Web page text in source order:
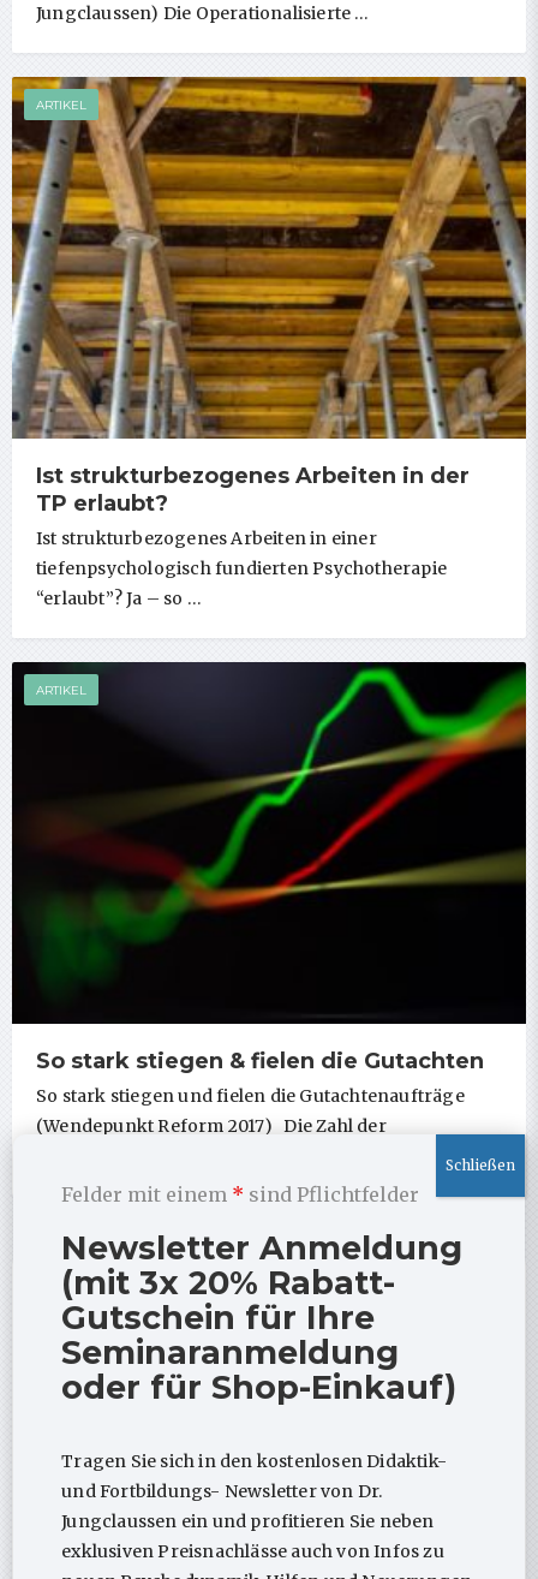
Jungclaussen) Die Operationalisierte …
ARTIKEL
Ist strukturbezogenes Arbeiten in der
TP erlaubt?
Ist strukturbezogenes Arbeiten in einer
tiefenpsychologisch fundierten Psychotherapie
“erlaubt”? Ja – so …
ARTIKEL
So stark stiegen & fielen die Gutachten
So stark stiegen und fielen die Gutachtenaufträge
(Wendepunkt Reform 2017) Die Zahl der
Großes Update zur Psychodynamik-App
ist da!
Felder mit einem * sind Pflichtfelder
Newsletter Anmeldung
(mit 3x 20% Rabatt-
Gutschein für Ihre
Seminaranmeldung
oder für Shop-Einkauf)
Tragen Sie sich in den kostenlosen Didaktik-
und Fortbildungs- Newsletter von Dr.
Jungclaussen ein und profitieren Sie neben
exklusiven Preisnachlässe auch von Infos zu